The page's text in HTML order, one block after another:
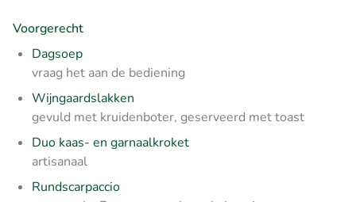
Voorgerecht
Dagsoep
vraag het aan de bediening
Wijngaardslakken
gevuld met kruidenboter, geserveerd met toast
Duo kaas- en garnaalkroket
artisanaal
Rundscarpaccio